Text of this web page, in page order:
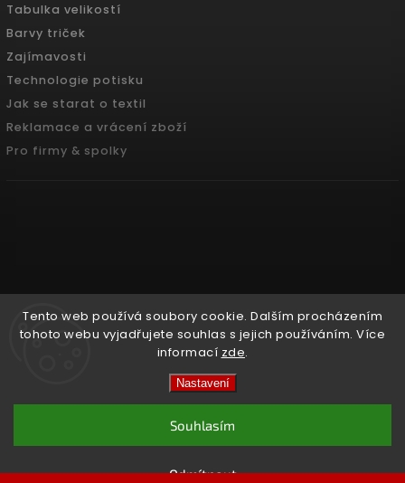
Tento web používá soubory cookie. Dalším procházením
tohoto webu vyjadřujete souhlas s jejich používáním. Více
informací zde.
Nastavení
Odmítnout
Souhlasím
Tabulka velikostí
Barvy triček
Zajímavosti
Technologie potisku
Jak se starat o textil
Reklamace a vrácení zboží
Pro firmy & spolky
Shoptet| Design